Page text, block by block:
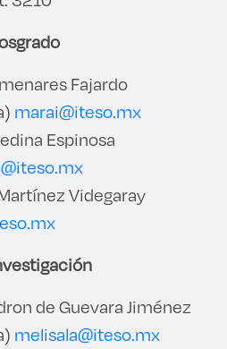
Fajardo
marai@iteso.mx
Espinosa
Videgaray
de Guevara Jiménez
melisala@iteso.mx